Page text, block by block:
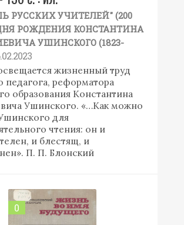
РУССКИХ УЧИТЕЛЕЙ" (200
РОЖДЕНИЯ КОНСТАНТИНА
УШИНСКОГО (1823-
жизненный труд
педагога, реформатора
образования Константина
Ушинского. «…Как можно
для
чтения: он и
и блестящ, и
П. П. Блонский
0